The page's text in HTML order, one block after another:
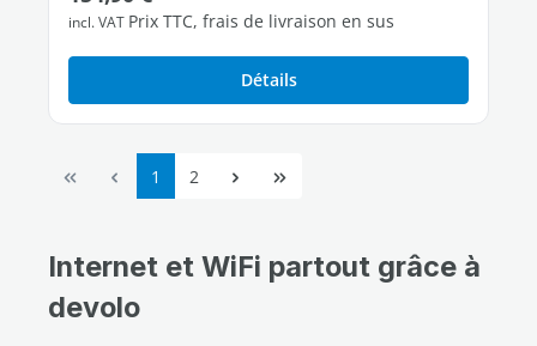
incl. VAT Prix TTC, frais de livraison en sus
Détails
Page
1 Page
2
Internet et WiFi partout grâce à
devolo